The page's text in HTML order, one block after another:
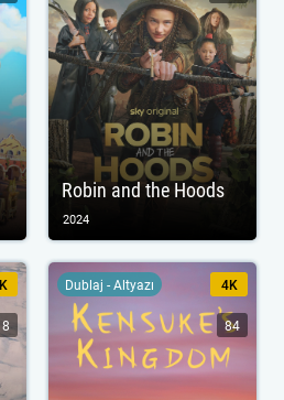
Robin and the Hoods
2024
Dublaj - Altyazı 4K
84